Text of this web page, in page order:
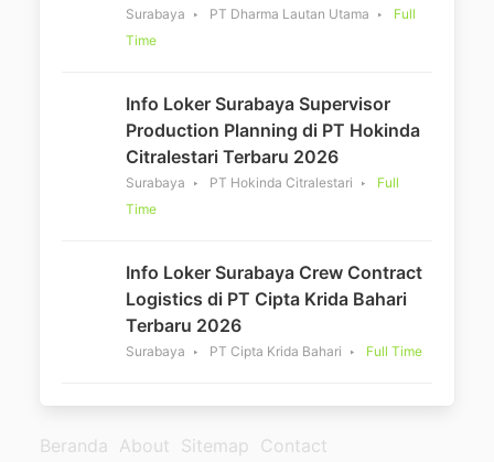
Surabaya PT Dharma Lautan Utama
Full
Time
Info Loker Surabaya Supervisor
Production Planning di PT Hokinda
Citralestari Terbaru 2026
Surabaya PT Hokinda Citralestari
Full
Time
Info Loker Surabaya Crew Contract
Logistics di PT Cipta Krida Bahari
Terbaru 2026
Surabaya PT Cipta Krida Bahari Full Time
Beranda About Sitemap Contact